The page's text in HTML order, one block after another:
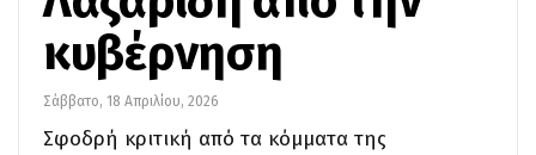
κυβέρνηση
Σάββατο, 18 Απριλίου, 2026
Σφοδρή κριτική από τα κόμματα της